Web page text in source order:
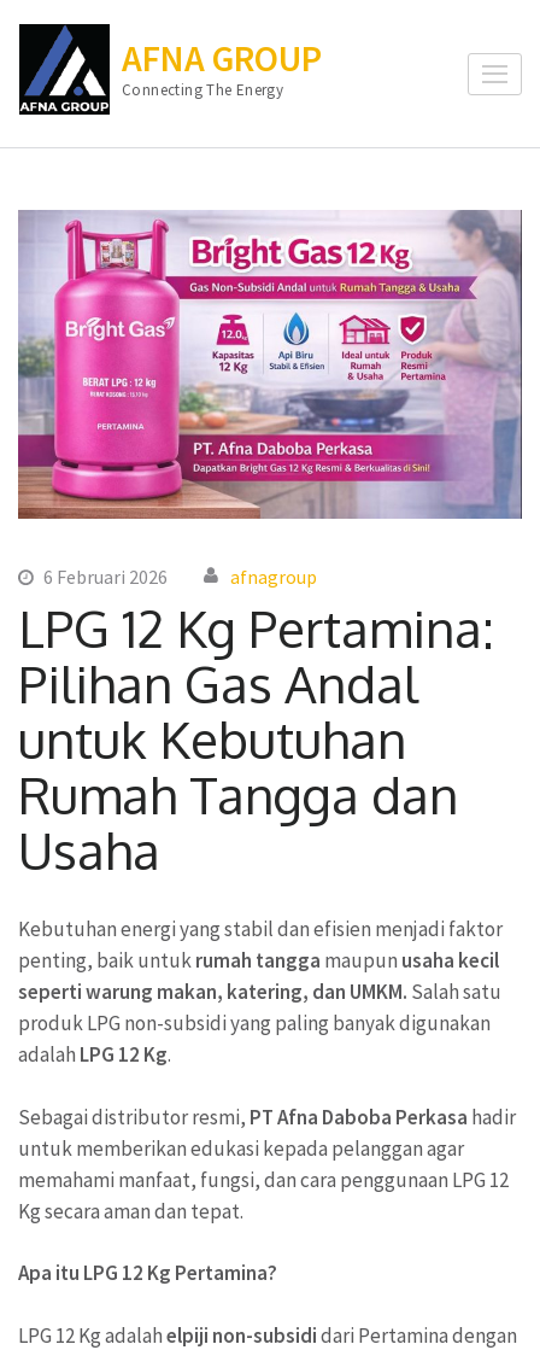
konten
(Tekan
AFNA GROUP
Connecting The Energy
6 Februari 2026 afnagroup
LPG 12 Kg Pertamina:
Pilihan Gas Andal
untuk Kebutuhan
Rumah Tangga dan
Usaha
Kebutuhan energi yang stabil dan efisien menjadi faktor
penting, baik untukrumah tangga maupun usaha kecil
seperti warung makan, katering, dan UMKM. Salah satu
produk LPG non-subsidi yang paling banyak digunakan
adalah LPG 12 Kg.
Sebagai distributor resmi, PT Afna Daboba Perkasa hadir
untuk memberikan edukasi kepada pelanggan agar
memahami manfaat, fungsi, dan cara penggunaan LPG 12
Kg secara aman dan tepat.
Apa itu LPG 12 Kg Pertamina?
LPG 12 Kg adalahelpiji non-subsididari Pertamina dengan